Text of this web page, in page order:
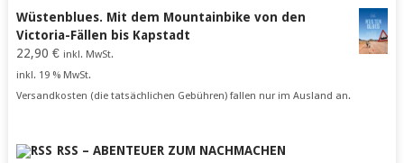
Wüstenblues. Mit dem Mountainbike von den
Victoria-Fällen bis Kapstadt
22,90 € inkl. MwSt.
inkl. 19 % MwSt.
Versandkosten (die tatsächlichen Gebühren) fallen nur im Ausland an.
RSS – ABENTEUER ZUM NACHMACHEN